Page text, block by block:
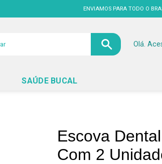
ENVIAMOS PARA TODO O
Olá.
SAÚDE BUCAL
Escova
Com 2